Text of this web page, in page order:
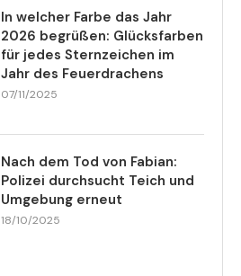
In welcher Farbe das Jahr
2026 begrüßen: Glücksfarben
für jedes Sternzeichen im
Jahr des Feuerdrachens
07/11/2025
Nach dem Tod von Fabian:
Polizei durchsucht Teich und
Umgebung erneut
18/10/2025